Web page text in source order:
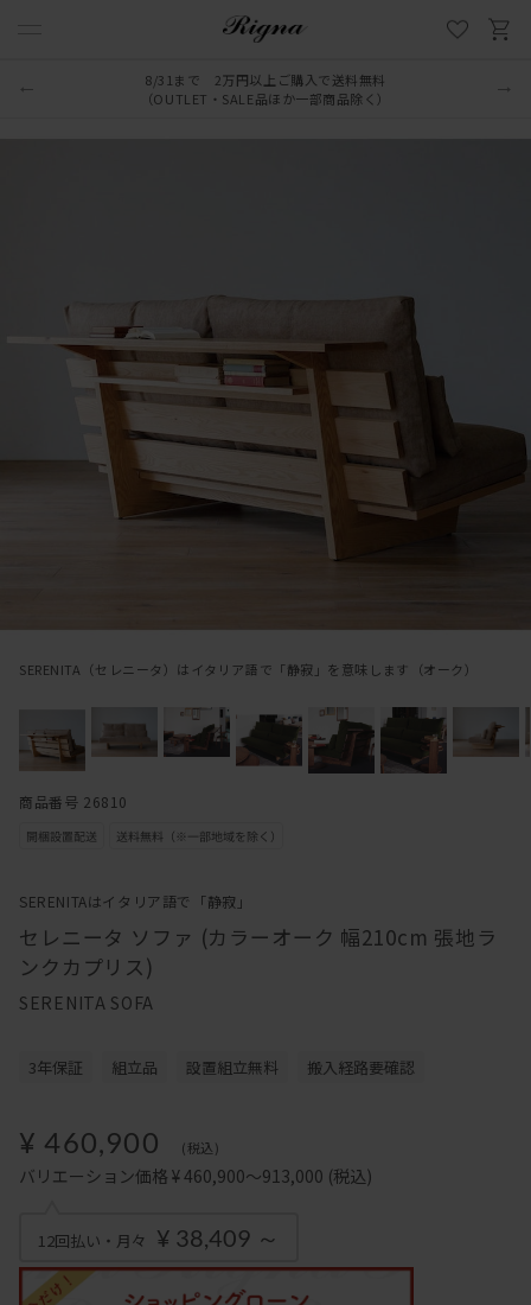
8/31まで 2万円以上ご購入で送料無料
（OUTLET・SALE品ほか一部商品除く）
SERENITAはイタリア語で「静寂」
セレニータ ソファ (カラーオーク 幅210cm 張地ラ
ンクカプリス)
SERENITA SOFA
SERENITA（セレニータ）はイタリア語で「静寂」を意味します（オーク）
3年保証 組立品 設置組立無料 搬入経路要確認
¥ 460,900 (税込)
バリエーション価格 ¥ 460,900～913,000 (税込)
12回払い・月々 ¥ 38,409 ～
商品番号 26810